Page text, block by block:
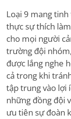
Loại 9 mang
thực sự thích
cho mọi người
trường đội
được lắng nghe
cả trong khi
tập trung vào lợi
những đồng đội
ưu tiên sự đoàn